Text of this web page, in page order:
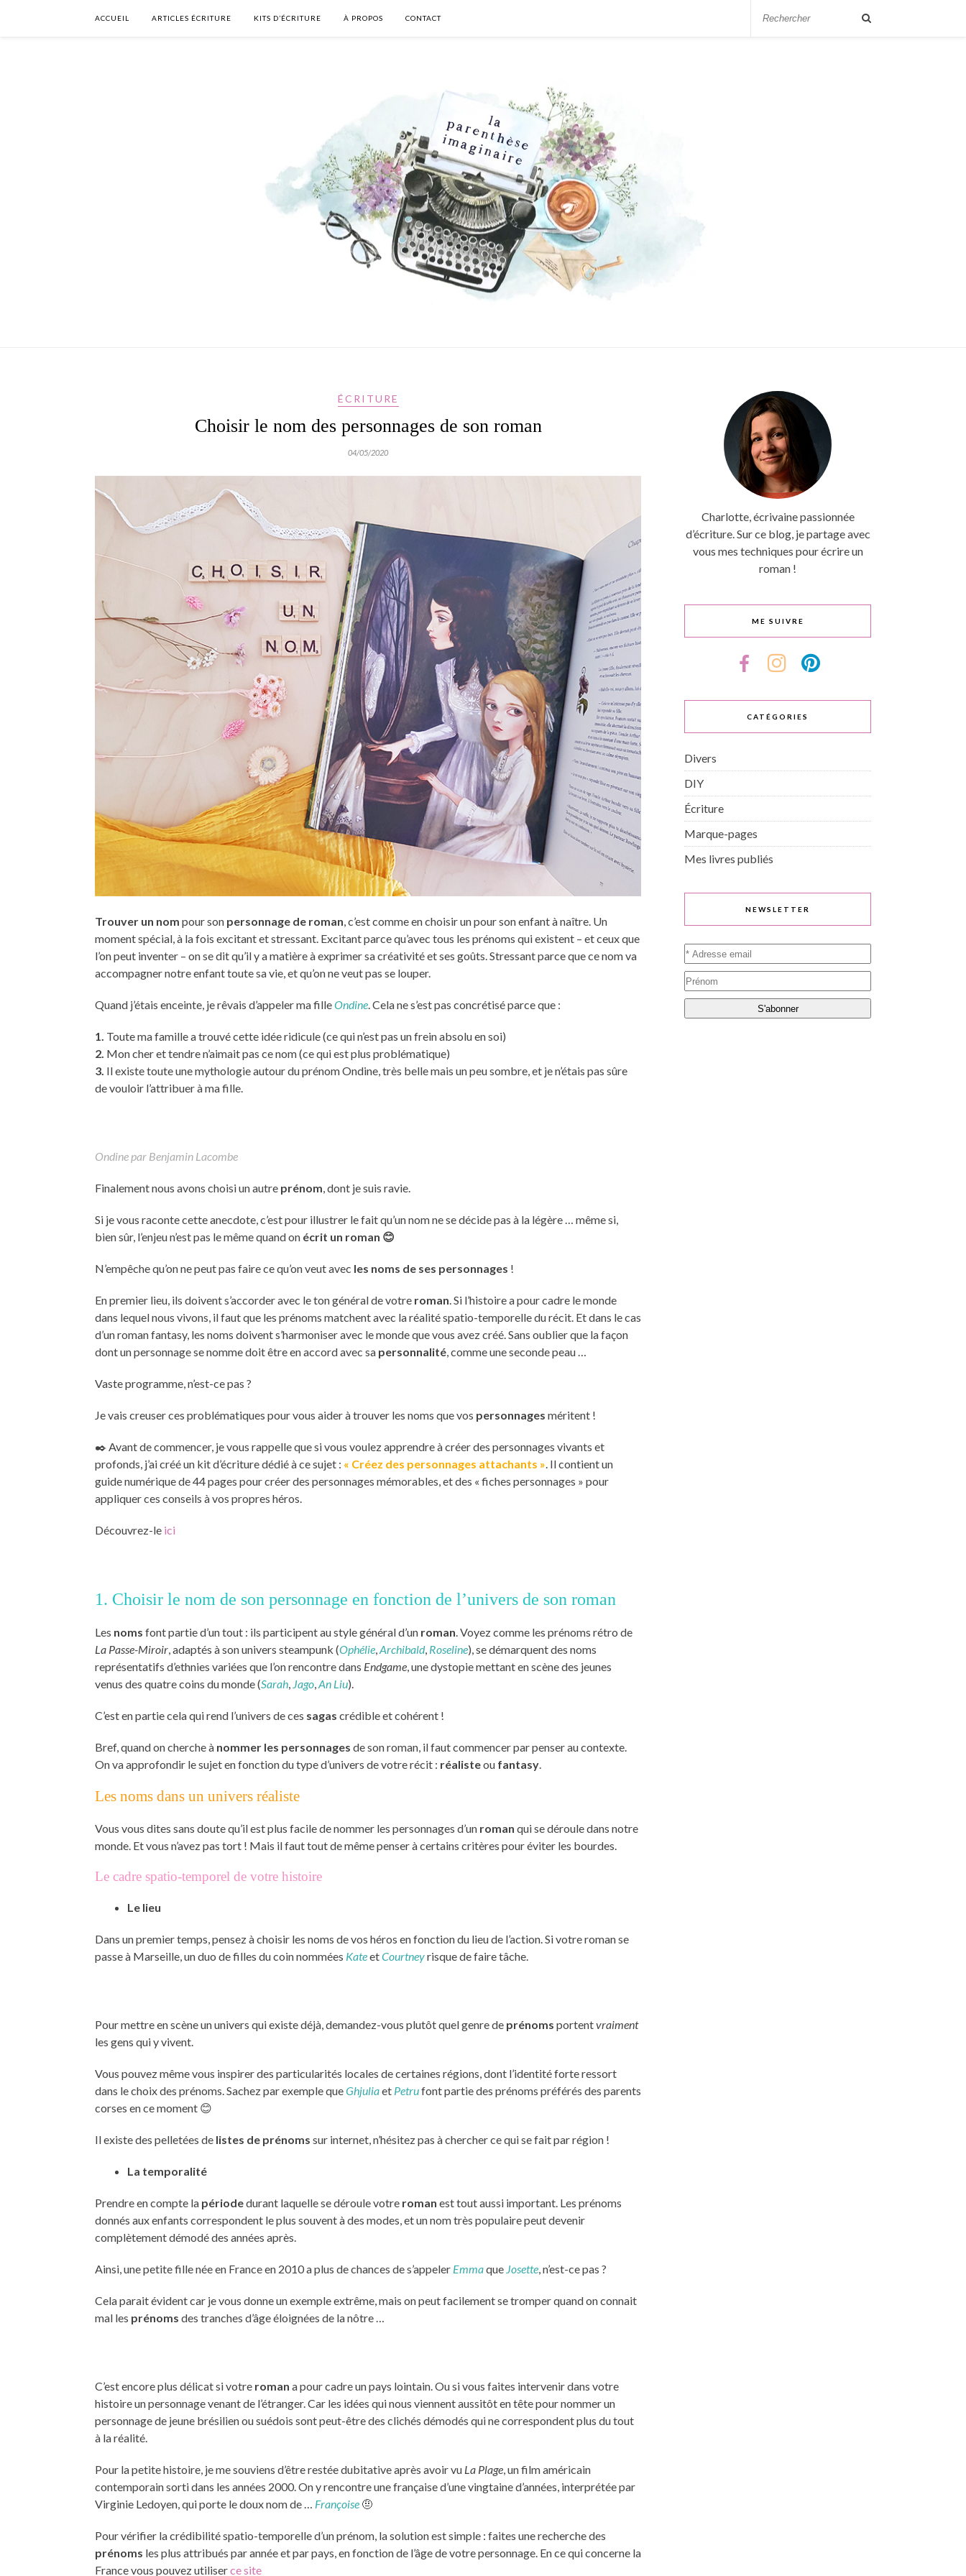
ACCUEIL ARTICLES ÉCRITURE KITS D’ÉCRITURE À PROPOS CONTACT
ÉCRITURE
Choisir le nom des personnages de son roman
04/05/2020
Trouver un nom pour son personnage de roman , c’est comme en choisir un pour son enfant à naître. Un
moment spécial, à la fois excitant et stressant. Excitant parce qu’avec tous les prénoms qui existent – et ceux que
l’on peut inventer – on se dit qu’il y a matière à exprimer sa créativité et ses goûts. Stressant parce que ce nom va
accompagner notre enfant toute sa vie, et qu’on ne veut pas se louper.
Quand j’étais enceinte, je rêvais d’appeler ma filleOndine . Cela ne s’est pas concrétisé parce que :
1. Toute ma famille a trouvé cette idée ridicule (ce qui n’est pas un frein absolu en soi)
2. Mon cher et tendre n’aimait pas ce nom (ce qui est plus problématique)
3. Il existe toute une mythologie autour du prénom Ondine, très belle mais un peu sombre, et je n’étais pas sûre
de vouloir l’attribuer à ma fille.
Ondine par Benjamin Lacombe
Finalement nous avons choisi un autre prénom , dont je suis ravie.
Si je vous raconte cette anecdote, c’est pour illustrer le fait qu’un nom ne se décide pas à la légère … même si,
bien sûr, l’enjeu n’est pas le même quand on écrit un roman 😊
N’empêche qu’on ne peut pas faire ce qu’on veut avec les noms de ses personnages !
En premier lieu, ils doivent s’accorder avec le ton général de votre roman . Si l’histoire a pour cadre le monde
dans lequel nous vivons, il faut que les prénoms matchent avec la réalité spatio-temporelle du récit. Et dans le cas
d’un roman fantasy, les noms doivent s’harmoniser avec le monde que vous avez créé. Sans oublier que la façon
dont un personnage se nomme doit être en accord avec sa personnalité , comme une seconde peau …
Vaste programme, n’est-ce pas ?
Je vais creuser ces problématiques pour vous aider à trouver les noms que vos personnages méritent !
✒️ Avant de commencer, je vous rappelle que si vous voulez apprendre à créer des personnages vivants et
profonds, j’ai créé un kit d’écriture dédié à ce sujet : « Créez des personnages attachants » . Il contient un
guide numérique de 44 pages pour créer des personnages mémorables, et des « fiches personnages » pour
appliquer ces conseils à vos propres héros.
Découvrez-le ici
1. Choisir le nom de son personnage en fonction de l’univers de son roman
Les noms font partie d’un tout : ils participent au style général d’un roman . Voyez comme les prénoms rétro de
La Passe-Miroir , adaptés à son univers steampunk (Ophélie Archibald, Roseline), se démarquent des noms
représentatifs d’ethnies variées que l’on rencontre dans Endgame , une dystopie mettant en scène des jeunes
venus des quatre coins du monde (Sarah Jago An Liu).
C’est en partie cela qui rend l’univers de ces sagas crédible et cohérent !
Bref, quand on cherche à nommer les personnages de son roman, il faut commencer par penser au contexte.
On va approfondir le sujet en fonction du type d’univers de votre récit : réalisteou fantasy
Les noms dans un univers réaliste
Vous vous dites sans doute qu’il est plus facile de nommer les personnages d’un roman qui se déroule dans notre
monde. Et vous n’avez pas tort ! Mais il faut tout de même penser à certains critères pour éviter les bourdes.
Le cadre spatio-temporel de votre histoire
Le lieu
Dans un premier temps, pensez à choisir les noms de vos héros en fonction du lieu de l’action. Si votre roman se
passe à Marseille, un duo de filles du coin nommées KateetCourtneyrisque de faire tâche.
Pour mettre en scène un univers qui existe déjà, demandez-vous plutôt quel genre de prénoms portentvraiment
les gens qui y vivent.
Vous pouvez même vous inspirer des particularités locales de certaines régions, dont l’identité forte ressort
dans le choix des prénoms. Sachez par exemple queGhjuliaet Petrufont partie des prénoms préférés des parents
corses en ce moment 😊
Il existe des pelletées de listes de prénoms sur internet, n’hésitez pas à chercher ce qui se fait par région !
La temporalité
Prendre en compte la périodedurant laquelle se déroule votre roman est tout aussi important. Les prénoms
donnés aux enfants correspondent le plus souvent à des modes, et un nom très populaire peut devenir
complètement démodé des années après.
Ainsi, une petite fille née en France en 2010 a plus de chances de s’appeler Emmaque Josette , n’est-ce pas ?
Cela parait évident car je vous donne un exemple extrême, mais on peut facilement se tromper quand on connait
mal les prénoms des tranches d’âge éloignées de la nôtre …
C’est encore plus délicat si votre roman a pour cadre un pays lointain. Ou si vous faites intervenir dans votre
histoire un personnage venant de l’étranger. Car les idées qui nous viennent aussitôt en tête pour nommer un
personnage de jeune brésilien ou suédois sont peut-être des clichés démodés qui ne correspondent plus du tout
à la réalité.
Pour la petite histoire, je me souviens d’être restée dubitative après avoir vu La Plage , un film américain
contemporain sorti dans les années 2000. On y rencontre une française d’une vingtaine d’années, interprétée par
Virginie Ledoyen, qui porte le doux nom de … Françoise 🤨
Pour vérifier la crédibilité spatio-temporelle d’un prénom, la solution est simple : faites une recherche des
prénoms les plus attribués par année et par pays, en fonction de l’âge de votre personnage. En ce qui concerne la
France vous pouvez utiliserce site
Charlotte, écrivaine passionnée
d’écriture. Sur ce blog, je partage avec
vous mes techniques pour écrire un
roman !
ME SUIVRE
CATÉGORIES
Divers
DIY
Écriture
Marque-pages
Mes livres publiés
NEWSLETTER